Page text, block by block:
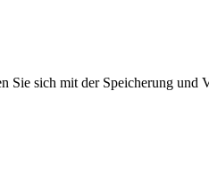
Sie sich mit der Speicherung und